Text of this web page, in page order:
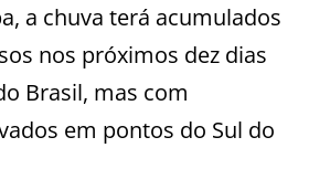
a chuva terá acumulados
nos próximos dez dias
Brasil, mas com
em pontos do Sul do